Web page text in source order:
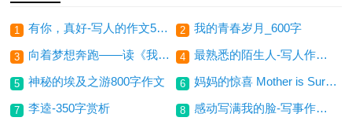
1 有你，真好-写人的作文500字 2 我的青春岁月_600字
3 向着梦想奔跑——读《我的跑道》有感(600字) 4 最熟悉的陌生人-写人作文600字
5 神秘的埃及之游800字作文 6 妈妈的惊喜 Mother is Surprise
7 李逵-350字赏析 8 感动写满我的脸-写事作文500字